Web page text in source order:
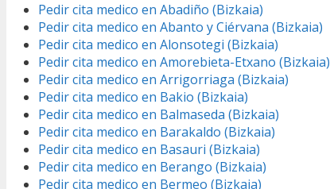
Pedir cita medico en Abadiño (Bizkaia)
Pedir cita medico en Abanto y Ciérvana (Bizkaia)
Pedir cita medico en Alonsotegi (Bizkaia)
Pedir cita medico en Amorebieta-Etxano (Bizkaia)
Pedir cita medico en Arrigorriaga (Bizkaia)
Pedir cita medico en Bakio (Bizkaia)
Pedir cita medico en Balmaseda (Bizkaia)
Pedir cita medico en Barakaldo (Bizkaia)
Pedir cita medico en Basauri (Bizkaia)
Pedir cita medico en Berango (Bizkaia)
Pedir cita medico en Bermeo (Bizkaia)